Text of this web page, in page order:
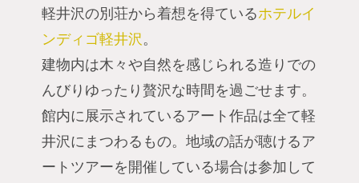
軽井沢の別荘から着想を得ているホテルイ
ンディゴ軽井沢 。
建物内は木々や自然を感じられる造りでの
んびりゆったり贅沢な時間を過ごせます。
館内に展示されているアート作品は全て軽
井沢にまつわるもの。地域の話が聴けるア
ートツアーを開催している場合は参加して